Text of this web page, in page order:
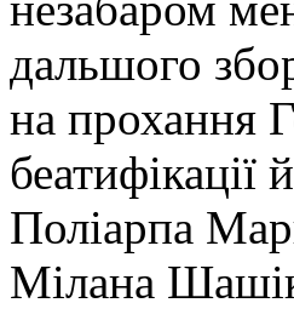
дальшого
на прохання
беатифікації
Поліарпа
Мілана